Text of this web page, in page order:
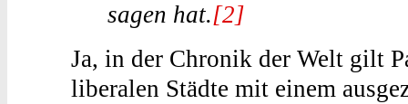
sagen hat.[2]
Ja, in der Chronik der Welt gilt
liberalen Städte mit einem